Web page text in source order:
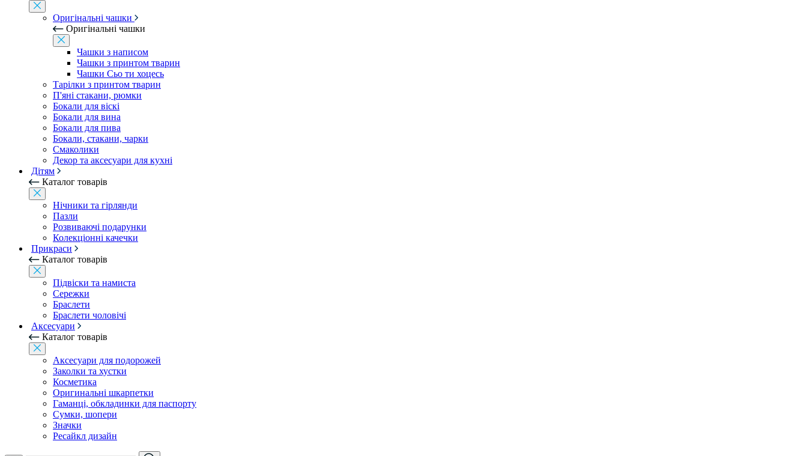
Оригінальні чашки
Оригінальні чашки
Чашки з написом
Чашки з принтом тварин
Чашки Сьо ти хоцесь
Тарілки з принтом тварин
П'яні стакани, рюмки
Бокали для віскі
Бокали для вина
Бокали для пива
Бокали, стакани, чарки
Смаколики
Декор та аксесуари для кухні
Дітям
Каталог товарів
Нічники та гірлянди
Пазли
Розвиваючі подарунки
Колекціонні качечки
Прикраси
Каталог товарів
Підвіски та намиста
Сережки
Браслети
Браслети чоловічі
Аксесуари
Каталог товарів
Аксесуари для подорожей
Заколки та хустки
Косметика
Оригинальні шкарпетки
Гаманці, обкладинки для паспорту
Сумки, шопери
Значки
Ресайкл дизайн